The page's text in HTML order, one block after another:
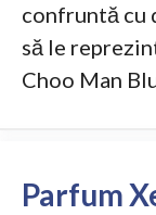
confruntă cu
să le
Choo Man
Parfum